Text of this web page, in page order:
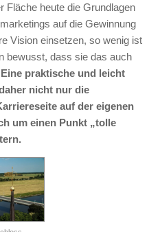
Fläche heute die Grundlagen
auf die Gewinnung
Vision einsetzen, so wenig ist
bewusst, dass sie das auch
Eine praktische und leicht
nicht nur die
auf der eigenen
um einen Punkt „tolle